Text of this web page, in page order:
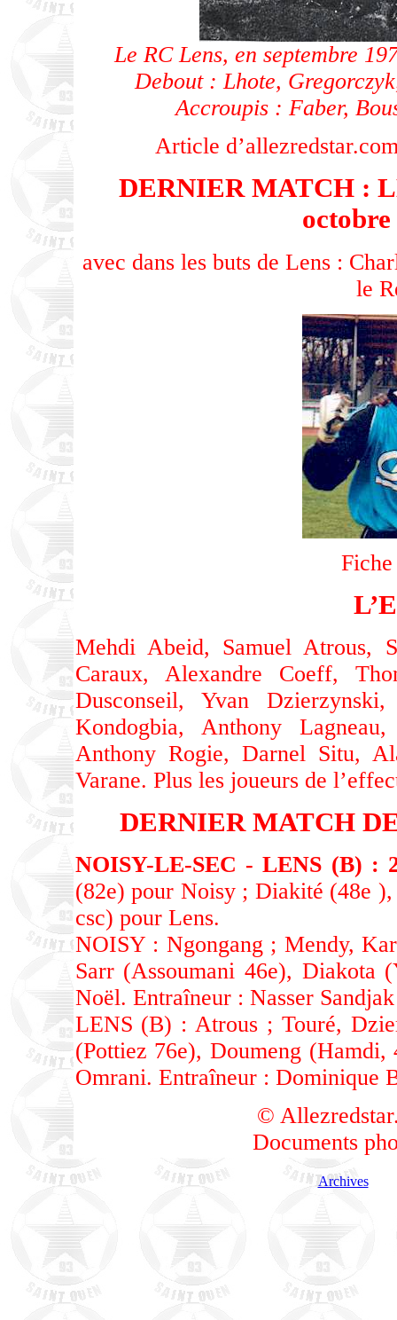
Le RC Lens, en septembre
Debout : Lhote,
Accroupis : Faber,
Article
DERNIER MATCH :
avec dans les buts de Lens :
le
Mehdi Abeid, Samuel Atrous,
Caraux, Alexandre Coeff,
Dusconseil, Yvan
Kondogbia, Anthony
Anthony Rogie, Darnel Situ,
Varane. Plus les joueurs de
DERNIER MATCH
NOISY-LE-SEC - LENS (B) :
(82e) pour Noisy ; Diakité (48e
csc) pour Lens.
NOISY : Ngongang ; Mendy,
Sarr (Assoumani 46e), Diakota
Noël. Entraîneur : Nasser Sandjak
LENS (B) : Atrous ; Touré,
(Pottiez 76e), Doumeng
Omrani. Entraîneur : Dominique
©
Documents
Archives